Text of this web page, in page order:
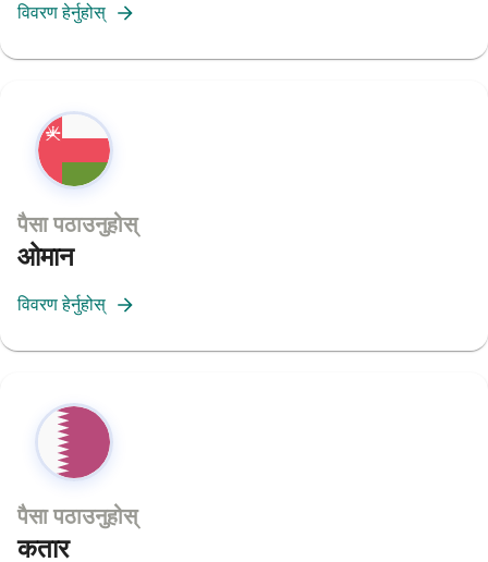
विवरण हेर्नुहोस्
पैसा पठाउनुहोस्
ओमान
विवरण हेर्नुहोस्
पैसा पठाउनुहोस्
कतार